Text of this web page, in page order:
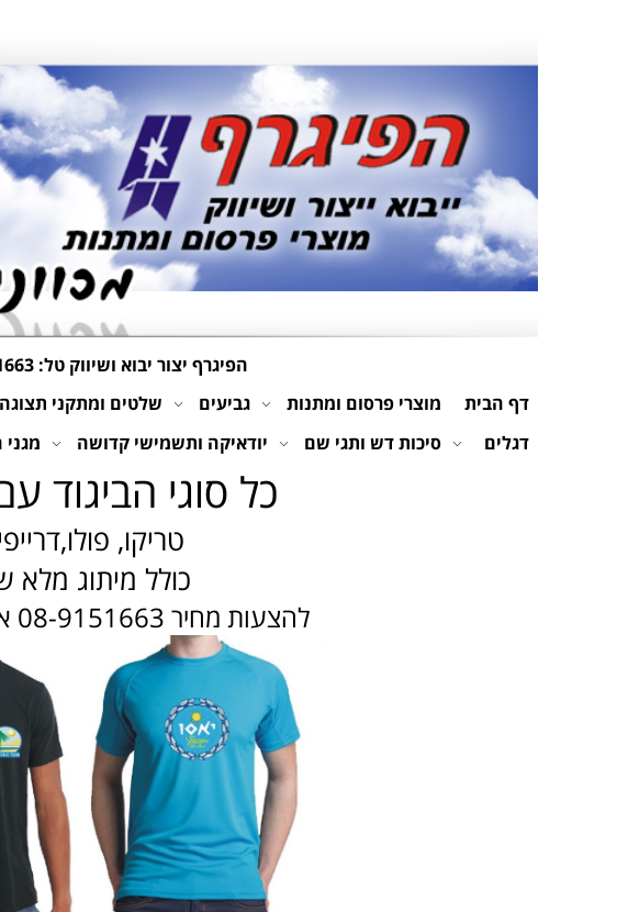
הפיגרף יצור יבוא ושיווק טל:
דף הבית
מוצרי פרסום ומתנות גביעים שלטים ומתקני תצוגה
דגלים
סיכות דש ותגי שם יודאיקה ותשמישי קדושה
כל סוגי
טריקו,
כולל מיתוג
להצעות מחיר 08-9151663 או hepigrph@netvision.net.il